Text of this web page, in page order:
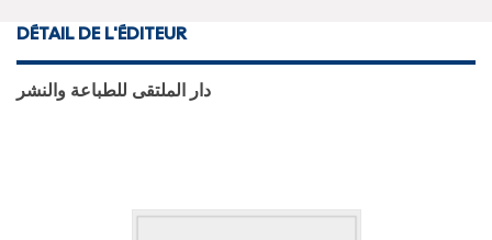
DÉTAIL DE L'ÉDITEUR
دار الملتقى للطباعة والنشر